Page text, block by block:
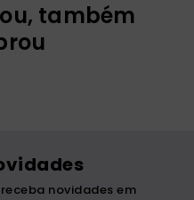
também
novidades em